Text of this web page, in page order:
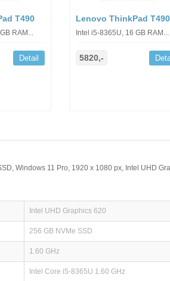
T490
RAM...
Detail
Lenovo ThinkPad T490
Intel i5-8365U, 16 GB RAM...
5820,-
Windows 11 Pro, 1920 x 1080 px, Intel UHD
Intel UHD Graphics 620
256 GB NVMe SSD
1.60 GHz
Intel Core i5-8365U 1.60 GHz